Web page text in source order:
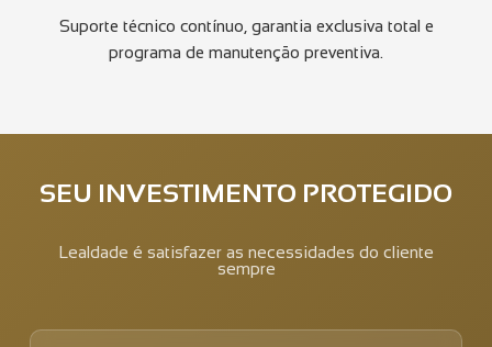
Suporte técnico contínuo, garantia exclusiva total e
programa de manutenção preventiva.
SEU INVESTIMENTO PROTEGIDO
Lealdade é satisfazer as necessidades do cliente
sempre